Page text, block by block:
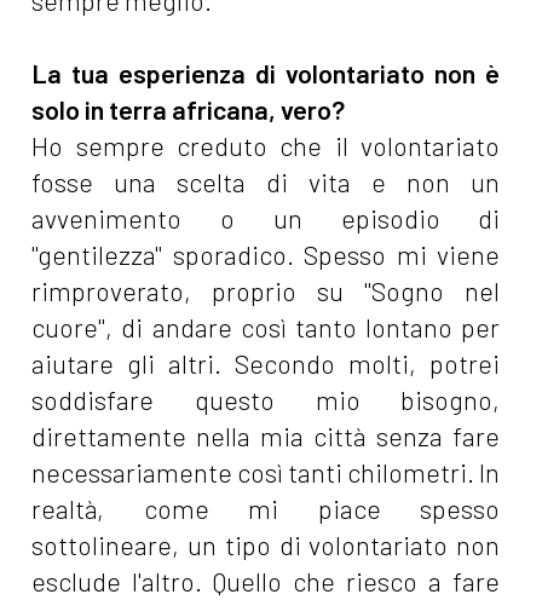
La tua esperienza di volontariato non è
solo in terra africana, vero?
Ho sempre creduto che il volontariato
fosse una scelta di vita e non un
avvenimento o un episodio di
"gentilezza" sporadico. Spesso mi viene
rimproverato, proprio su "Sogno nel
cuore", di andare così tanto lontano per
aiutare gli altri. Secondo molti, potrei
soddisfare questo mio bisogno,
direttamente nella mia città senza fare
necessariamente così tanti chilometri. In
realtà, come mi piace spesso
sottolineare, un tipo di volontariato non
esclude l'altro. Quello che riesco a fare